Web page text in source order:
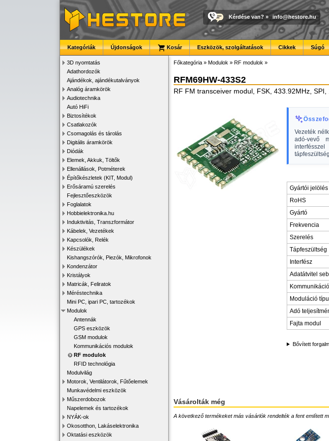
Kérdése van? » info@hestore.hu
Kategóriák Újdonságok Kosár Eszközök, szolgáltatások Cikkek Súgó
3D nyomtatás
Adathordozók
Ajándékok, ajándékutalványok
Analóg áramkörök
Audiotechnika
Autó HiFi
Biztosítékok
Csatlakozók
Csomagolás és tárolás
Digitális áramkörök
Diódák
Elemek, Akkuk, Töltők
Ellenállások, Potméterek
Építőkészletek (KIT, Modul)
Erősáramú szerelés
Fejlesztőeszközök
Foglalatok
Hobbielektronika.hu
Induktivitás, Transzformátor
Kábelek, Vezetékek
Kapcsolók, Relék
Készülékek
Kishangszórók, Piezók, Mikrofonok
Kondenzátor
Kristályok
Matricák, Feliratok
Méréstechnika
Mini PC, ipari PC, tartozékok
Modulok
Antennák
GPS eszközök
GSM modulok
Kommunikációs modulok
RF modulok
RFID technológia
Modulvilág
Motorok, Ventilátorok, Fűtőelemek
Munkavédelmi eszközök
Műszerdobozok
Napelemek és tartozékok
NYÁK-ok
Okosotthon, Lakáselektronika
Oktatási eszközök
Főkategória » Modulok » RF modulok »
RFM69HW-433S2
RF FM transceiver modul, FSK, 433.92MHz, SPI,
Vezeték
adó-vevő
Gyártói jelölés
RoHS
Gyártó
Frekvencia
Szerelés
Tápfeszültség
Interfész
Adatátvitel
Moduláció
Adó
Fajta modul
Bővített
Vásárolták még
A következő termékeket más vásárlók rendelték a fent említett